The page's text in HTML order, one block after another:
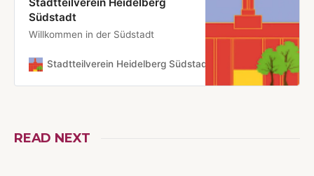
Südstadt
Willkommen in der Südstadt
Stadtteilverein Heidelberg Südstadt 30. März 2025
READ NEXT